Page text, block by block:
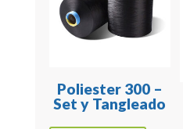
Poliester 300 –
Set y Tangleado